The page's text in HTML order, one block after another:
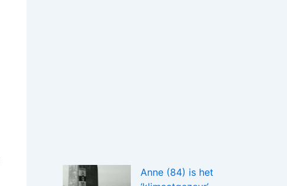
Anne (84) is het